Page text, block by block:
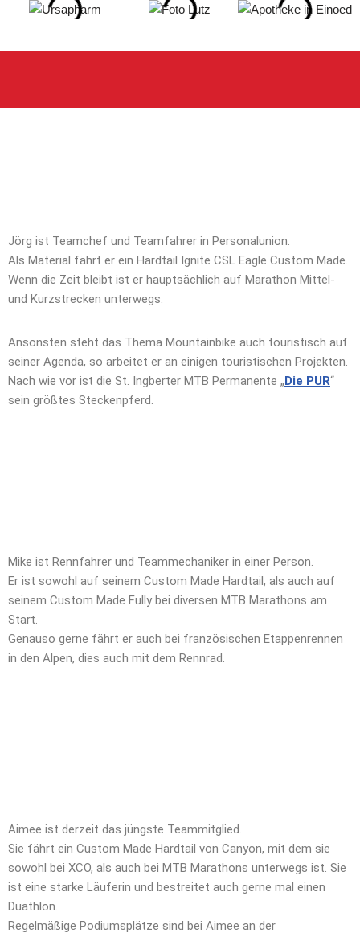
Jörg ist Teamchef und Teamfahrer in Personalunion.
Als Material fährt er ein Hardtail Ignite CSL Eagle Custom Made.
Wenn die Zeit bleibt ist er hauptsächlich auf Marathon Mittel-
und Kurzstrecken unterwegs.
Ansonsten steht das Thema Mountainbike auch touristisch auf
seiner Agenda, so arbeitet er an einigen touristischen Projekten.
Nach wie vor ist die St. Ingberter MTB Permanente „Die PUR“
sein größtes Steckenpferd.
Mike ist Rennfahrer und Teammechaniker in einer Person.
Er ist sowohl auf seinem Custom Made Hardtail, als auch auf
seinem Custom Made Fully bei diversen MTB Marathons am
Start.
Genauso gerne fährt er auch bei französischen Etappenrennen
in den Alpen, dies auch mit dem Rennrad.
Aimee ist derzeit das jüngste Teammitglied.
Sie fährt ein Custom Made Hardtail von Canyon, mit dem sie
sowohl bei XCO, als auch bei MTB Marathons unterwegs ist. Sie
ist eine starke Läuferin und bestreitet auch gerne mal einen
Duathlon.
Regelmäßige Podiumsplätze sind bei Aimee an der